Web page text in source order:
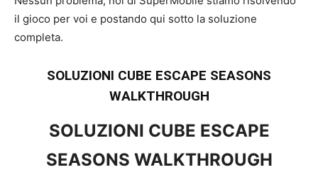
il gioco per voi e postando qui sotto la soluzione
completa.
SOLUZIONI CUBE ESCAPE SEASONS
WALKTHROUGH
SOLUZIONI CUBE ESCAPE
SEASONS WALKTHROUGH